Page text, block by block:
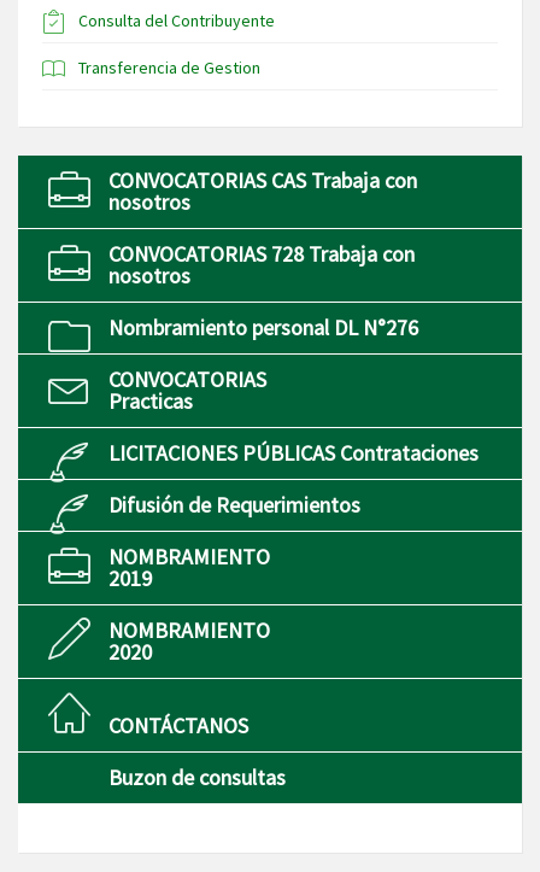
Consulta del Contribuyente
Transferencia de Gestion
CONVOCATORIAS CAS Trabaja con
nosotros
CONVOCATORIAS 728 Trabaja con
nosotros
Nombramiento personal DL N°276
CONVOCATORIAS
Practicas
LICITACIONES PÚBLICAS Contrataciones
Difusión de Requerimientos
NOMBRAMIENTO
2019
NOMBRAMIENTO
2020
CONTÁCTANOS
Buzon de consultas